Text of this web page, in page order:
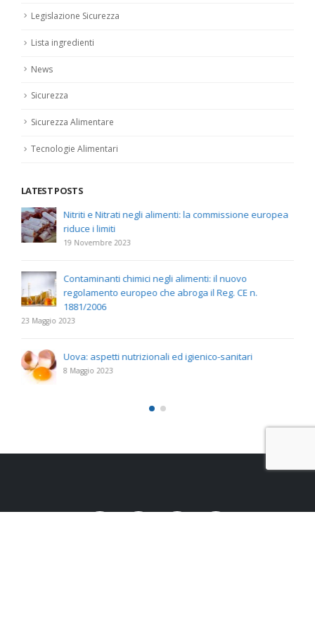
Legislazione Sicurezza
Lista ingredienti
News
Sicurezza
Sicurezza Alimentare
Tecnologie Alimentari
LATEST POSTS
Nitriti e Nitrati negli alimenti: la commissione europea
riduce i limiti
19 Novembre 2023
Contaminanti chimici negli alimenti: il nuovo
regolamento europeo che abroga il Reg. CE n.
1881/2006
23 Maggio 2023
Uova: aspetti nutrizionali ed igienico-sanitari
8 Maggio 2023